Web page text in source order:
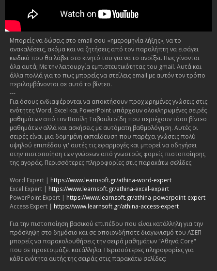
Μπορείς να δώσεις στο email σου «ημερομηνία λήξης», να το
ανακαλέσεις, ακόμα και να ζητήσεις από τον παραλήπτη να εισάγει
κωδικό που θα λάβει στο κινητό του για να το ανοίξει. Πως γίνονται
όλα αυτά; Με την λειτουργία εμπιστευτικότητας του gmail. Αυτά και
άλλα πολλά για το πως μπορείς να στείλεις email με αυτόν τον τρόπο
περιλαμβάνονται σε αυτό το βίντεο.
---
Για όσους ενδιαφέρονται να αποκτήσουν προχωρημένες γνώσεις στις
ενότητες Word, Excel και PowerPoint υπάρχουν ολοκληρωμένες σειρές
μαθημάτων από τον Βασίλη Ταβουλτσίδη που περιέχουν τόσο βίντεο
μαθημάτων αλλά και ασκήσεις με αυτόματη βαθμολόγηση. Αυτές οι
σειρές είναι μια δομημένη εκπαίδευση που παρέχει γνώσεις πολύ
υψηλού επιπέδου γι' αυτές τις εφαρμογές και μπορεί να οδηγήσει
στην πιστοποίηση των γνώσεων από γνωστούς φορείς πιστοποίησης
της αγοράς. Περισσότερες πληροφορίες στις παρακάτω σελίδες
Word Expert | https://www.learnsoft.gr/athina-word-expert
Excel Expert | https://www.learnsoft.gr/athina-excel-expert
PowerPoint Expert | https://www.learnsoft.gr/athina-powerpoint-expert
Access Expert | https://www.learnsoft.gr/athina-access-expert
Για την πιστοποίηση βασικού επιπέδου που είναι κατάλληλη για την
πρόσληψη στο δημόσιο και σε οποιονδήποτε διαγωνισμό του ΑΣΕΠ
μπορείς να παρακολουθήσεις την σειρά μαθημάτων "Αθηνά Core"
που σε προετοιμάζει κατάλληλα. Περισσότερες πληροφορίες για
κάθε ενότητα αυτής της σειράς στις παρακάτω σελίδες: